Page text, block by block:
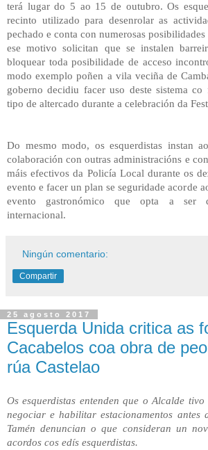
terá lugar do 5 ao 15 de outubro. Os
recinto utilizado para desenrolar as
pechado e conta con numerosas
ese motivo solicitan que se instalen
bloquear toda posibilidade de acceso
modo exemplo poñen a vila veciña de
goberno decidiu facer uso deste sistema
tipo de altercado durante a celebración da
Do mesmo modo, os esquerdistas instan
colaboración con outras administracións e
máis efectivos da Policía Local durante os
evento e facer un plan se seguridade acorde
evento gastronómico que opta a ser
internacional.
Ningún comentario:
Compartir
25 agosto 2017
Esquerda Unida critica as
Cacabelos coa obra de
rúa Castelao
Os esquerdistas entenden que o Alcalde
negociar e habilitar estacionamentos antes
Tamén denuncian o que consideran un
acordos cos edís esquerdistas.